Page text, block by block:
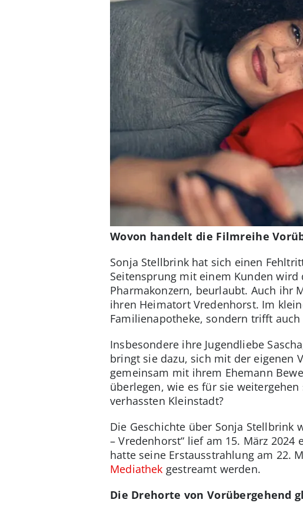
Wovon handelt die Filmreihe
Sonja Stellbrink hat sich einen
Seitensprung mit einem Kunden
Pharmakonzern, beurlaubt. Auch ihr
ihren Heimatort Vredenhorst. Im
Familienapotheke, sondern trifft auch
Insbesondere ihre Jugendliebe
bringt sie dazu, sich mit der eigenen
gemeinsam mit ihrem Ehemann
überlegen, wie es für sie
verhassten Kleinstadt?
Die Geschichte über Sonja Stellbrink
– Vredenhorst“ lief am 15. März
hatte seine Erstausstrahlung am 22.
Mediathek gestreamt werden.
Die Drehorte von Vorübergehend